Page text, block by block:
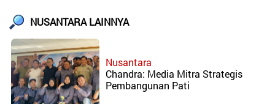
Rubrik
Desa
Kalimantan
Timur
Kalimantan
Barat
NUSANTARA LAINNYA
Nusantara
Chandra: Media Mitra Strategis
Pembangunan Pati